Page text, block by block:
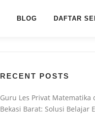
BLOG DAFTAR
RECENT POSTS
Guru Les Privat Matematika
Bekasi Barat: Solusi Belajar